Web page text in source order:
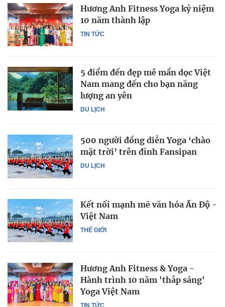
TIN TỨC
Hương Anh Fitness Yoga kỷ niệm
10 năm thành lập
DU LỊCH
5 điểm đến đẹp mê mẩn dọc Việt
Nam mang đến cho bạn năng
lượng an yên
DU LỊCH
500 người đồng diễn Yoga ‘chào
mặt trời’ trên đỉnh Fansipan
THẾ GIỚI
Kết nối mạnh mẽ văn hóa Ấn Độ -
Việt Nam
Hương Anh Fitness & Yoga -
Hành trình 10 năm 'thắp sáng'
Yoga Việt Nam